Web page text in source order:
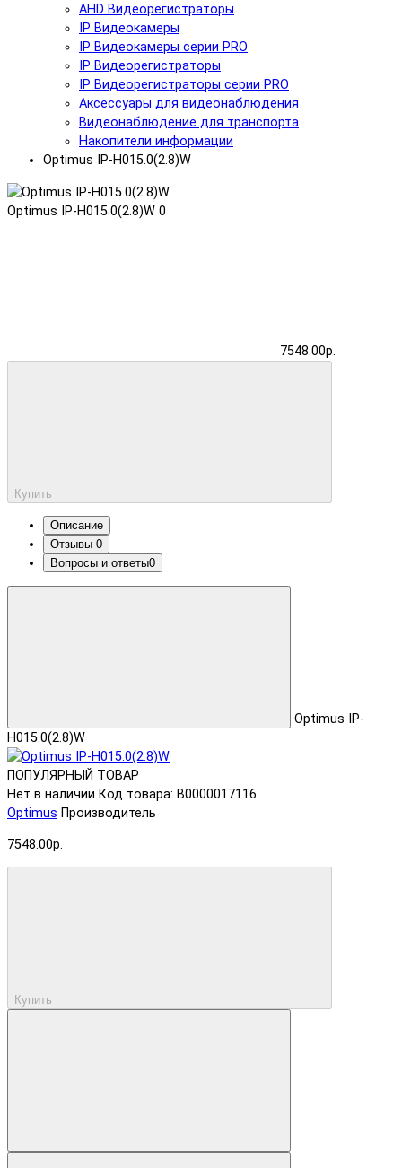
AHD Видеорегистраторы
IP Видеокамеры
IP Видеокамеры серии PRO
IP Видеорегистраторы
IP Видеорегистраторы серии PRO
Аксессуары для видеонаблюдения
Видеонаблюдение для транспорта
Накопители информации
Optimus IP-H015.0(2.8)W
Optimus IP-H015.0(2.8)W 0
7548.00р.
Купить
Описание
Отзывы 0
Вопросы и ответы0
Optimus IP-
H015.0(2.8)W
ПОПУЛЯРНЫЙ ТОВАР
Нет в наличии Код товара: В0000017116
Optimus Производитель
7548.00р.
Купить